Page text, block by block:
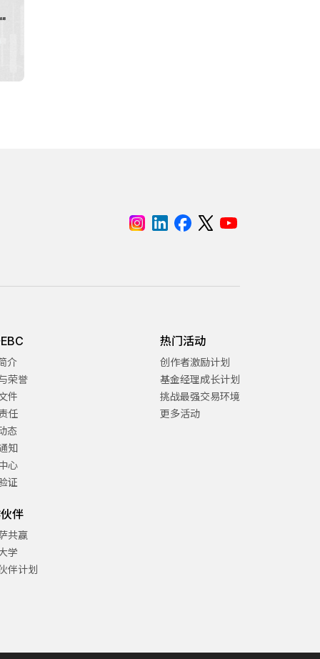
介
荣誉
件
任
态
知
心
证
伴
共赢
学
伴计划
热门活动
创作者激励计划
基金经理成长计划
挑战最强交易环境
更多活动